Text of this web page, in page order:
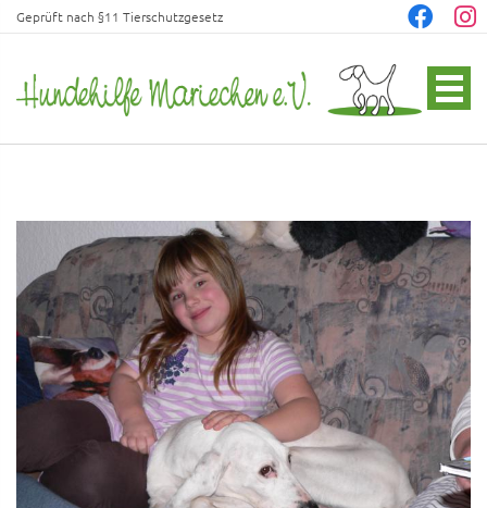
Geprüft nach §11 Tierschutzgesetz